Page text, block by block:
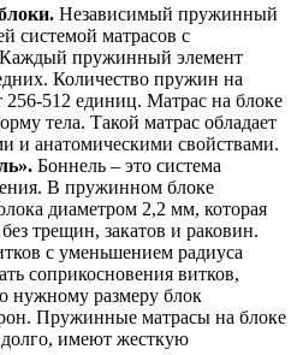
Независимый пружинный
системой матрасов с
пружинный элемент
Количество пружин на
256-512 единиц. Матрас на блоке
тела. Такой матрас обладает
и анатомическими свойствами.
Боннель – это система
В пружинном блоке
диаметром 2,2 мм, которая
трещин, закатов и раковин.
с уменьшением радиуса
соприкосновения витков,
нужному размеру блок
Пружинные матрасы на блоке
долго, имеют жесткую